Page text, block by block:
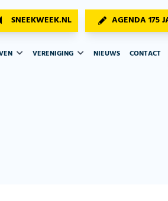
SNEEKWEEK.NL AGENDA 175
VERENIGING NIEUWS CONTACT